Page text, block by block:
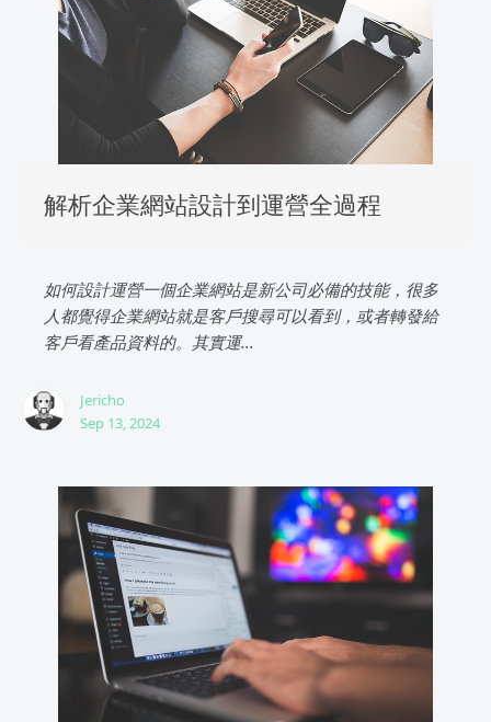
解析企業網站設計到運營全過程
如何設計運營一個企業網站是新公司必備的技能，很多
人都覺得企業網站就是客戶搜尋可以看到，或者轉發給
客戶看產品資料的。其實運...
Jericho
Sep 13, 2024